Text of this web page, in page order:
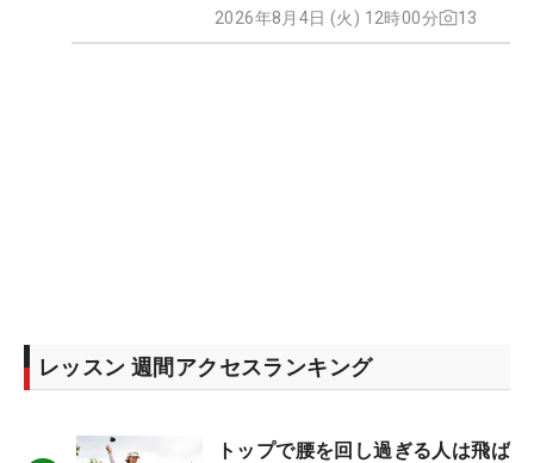
2026年8月4日 (火) 12時00分 13
レッスン 週間アクセスランキング
トップで腰を回し過ぎる人は飛ば